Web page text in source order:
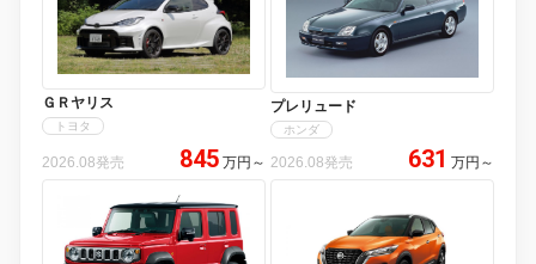
ＧＲヤリス
トヨタ
2026.08発売 845 万円 ～
プレリュード
ホンダ
2026.08発売 631 万円 ～